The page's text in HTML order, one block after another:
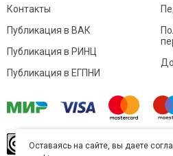
Контакты
Публикация в ВАК
Публикация в РИНЦ
Публикация в ЕГПНИ
произведение
Оставаясь на сайте, вы даете